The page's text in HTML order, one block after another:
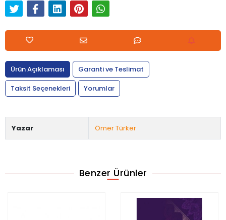
Ürün Açıklaması
Garanti ve Teslimat
Taksit Seçenekleri
Yorumlar
Yazar Ömer Türker
Benzer Ürünler